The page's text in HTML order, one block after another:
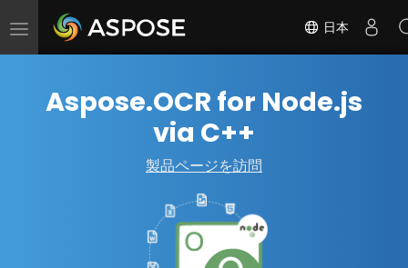
ナ
日本
Aspose.OCR for Node.js
via C++
製品ページを訪問